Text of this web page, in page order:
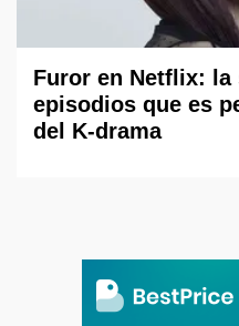
Furor en Netflix: la
episodios que es
del K-drama